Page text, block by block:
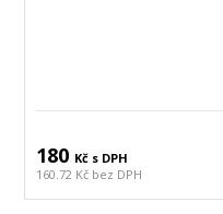
180 Kč s DPH
160.72 Kč bez DPH